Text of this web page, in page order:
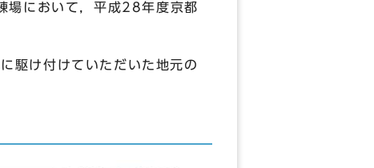
において，平成28年度京都
駆け付けていただいた地元の